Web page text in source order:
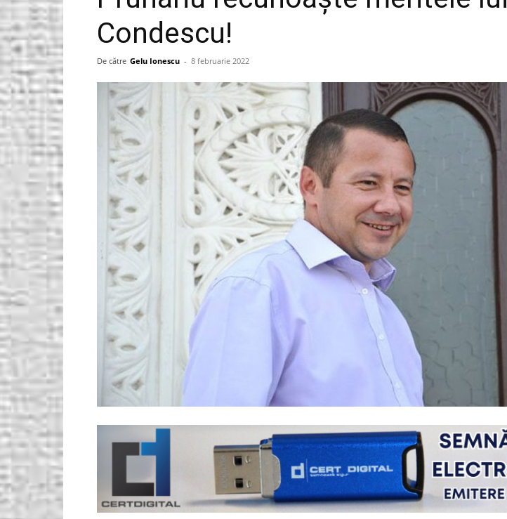
Gorjeanul.ro
Condescu!
De către Gelu Ionescu - 8 februarie 2022